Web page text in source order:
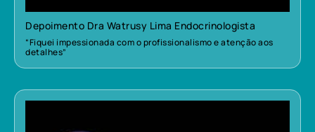
Depoimento Dra Watrusy Lima Endocrinologista
“Fiquei impessionada com o profissionalismo e atenção aos
detalhes”